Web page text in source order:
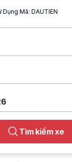
Dụng Mã: DAUTIEN
Tìm kiếm xe